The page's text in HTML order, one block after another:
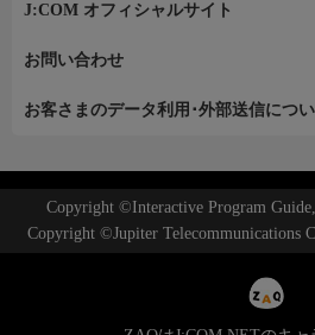
J:COM オフィシャルサイト
お問い合わせ
お客さまのデータ利用･外部送信につ
Copyright ©Interactive Program
Copyright ©Jupiter Telecommunications